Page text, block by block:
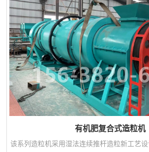
有机肥复合式造粒机
该系列造粒机采用湿法连续推杆造粒新工艺